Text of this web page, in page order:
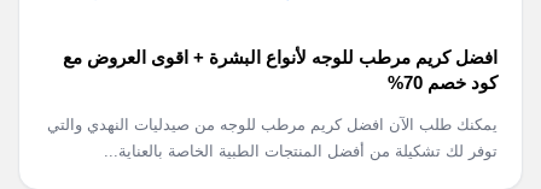
افضل كريم مرطب للوجه لأنواع البشرة + اقوى العروض مع
كود خصم 70%
يمكنك طلب الآن افضل كريم مرطب للوجه من صيدليات النهدي والتي
توفر لك تشكيلة من أفضل المنتجات الطبية الخاصة بالعناية...